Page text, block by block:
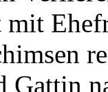
Gattin